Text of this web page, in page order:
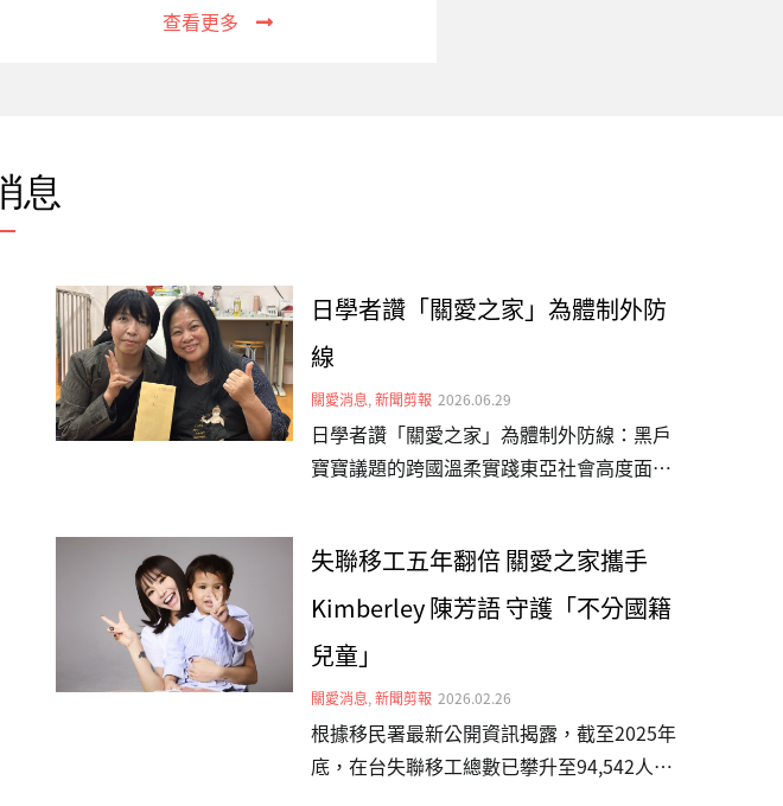
灣長達三十多年。2015年，臥病在床的他經友
療搶救，決定有尊嚴地離開人世。告別式時，
許多美國軍人前來致上敬意，棺木上覆蓋著美
愛的土地上。一、專案關注的議題跨國人口流
動已是現今高度全球化的重大現象，然而不論
遷徙動機為何，…
查看更多
息
日學者讚「關愛之家」為體制外防
線
關愛消息, 新聞剪報 2026.06.29
日學者讚「關愛之家」為體制外防線：黑戶
寶寶議題的跨國溫柔實踐東亞社會高度面臨
子女」（俗稱黑戶寶寶），正成為跨國界面
臨的社會課題。今（115）年初，日本福祉
大學經濟學部教授磯部美里前往台灣關愛基
金會（關愛之家）文山婦幼部實地參訪，在
這場台、日跨文化交流中，看見關愛之家在
東亞社福實踐上的獨特性，更意外映照出影
視作品與現實生命互文的關懷。👉 敬邀各
失聯移工五年翻倍 關愛之家攜手
Kimberley 陳芳語 守護「不分國籍
兒童」
關愛消息, 新聞剪報 2026.02.26
根據移民署最新公開資訊揭露，截至2025年
底，在台失聯移工總數已攀升至94,542人，